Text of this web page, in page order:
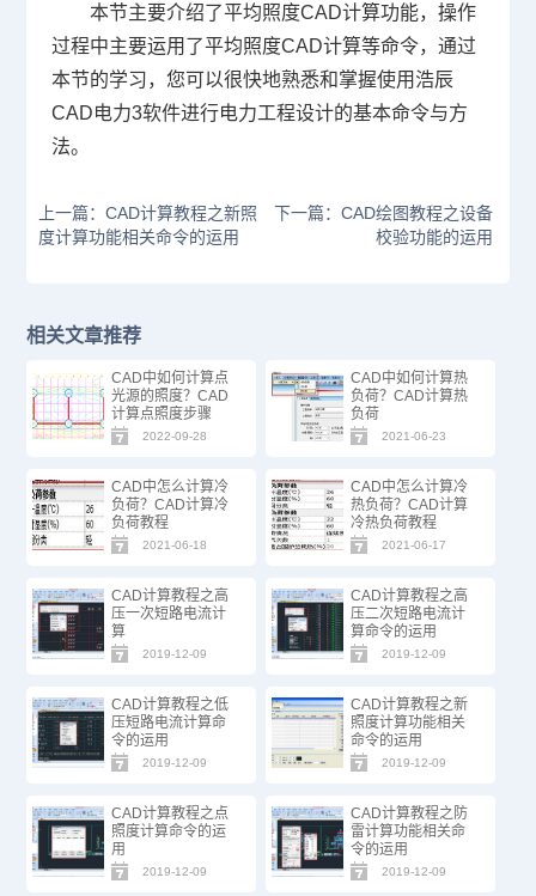
本节主要介绍了平均照度CAD计算功能，操作
过程中主要运用了平均照度CAD计算等命令，通过
本节的学习，您可以很快地熟悉和掌握使用浩辰
CAD电力3软件进行电力工程设计的基本命令与方
法。
上一篇：CAD计算教程之新照
度计算功能相关命令的运用
下一篇：CAD绘图教程之设备
校验功能的运用
相关文章推荐
CAD中如何计算点
光源的照度？CAD
计算点照度步骤
2022-09-28
CAD中如何计算热
负荷？CAD计算热
负荷
2021-06-23
CAD中怎么计算冷
负荷？CAD计算冷
负荷教程
2021-06-18
CAD中怎么计算冷
热负荷？CAD计算
冷热负荷教程
2021-06-17
CAD计算教程之高
压一次短路电流计
算
2019-12-09
CAD计算教程之高
压二次短路电流计
算命令的运用
2019-12-09
CAD计算教程之低
压短路电流计算命
令的运用
2019-12-09
CAD计算教程之新
照度计算功能相关
命令的运用
2019-12-09
CAD计算教程之点
照度计算命令的运
用
2019-12-09
CAD计算教程之防
雷计算功能相关命
令的运用
2019-12-09